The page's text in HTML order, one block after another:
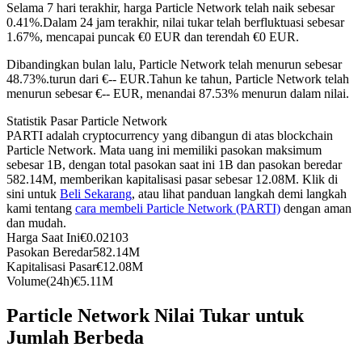
USDC Berjangka
Kontrak berjangka menggunakan USDC sebagai jaminannya
Copy Trading
Bergabunglah dengan pedagang top
Selama 7 hari terakhir, harga Particle Network telah naik sebesar
0.41%.Dalam 24 jam terakhir, nilai tukar telah berfluktuasi sebesar
1.67%, mencapai puncak €0 EUR dan terendah €0 EUR.
Dibandingkan bulan lalu, Particle Network telah menurun sebesar
48.73%.turun dari €-- EUR.Tahun ke tahun, Particle Network telah
menurun sebesar €-- EUR, menandai 87.53% menurun dalam nilai.
Statistik Pasar Particle Network
PARTI adalah cryptocurrency yang dibangun di atas blockchain
Particle Network. Mata uang ini memiliki pasokan maksimum
sebesar 1B, dengan total pasokan saat ini 1B dan pasokan beredar
582.14M, memberikan kapitalisasi pasar sebesar 12.08M. Klik di
sini untuk Beli Sekarang, atau lihat panduan langkah demi langkah
kami tentang cara membeli Particle Network (PARTI) dengan aman
dan mudah.
Harga Saat Ini€0.02103
Pasokan Beredar582.14M
Kapitalisasi Pasar€12.08M
Volume(24h)€5.11M
Particle Network Nilai Tukar untuk
Jumlah Berbeda